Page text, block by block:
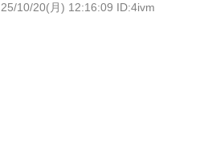
25/10/20(月) 12:16:09 ID:4ivm